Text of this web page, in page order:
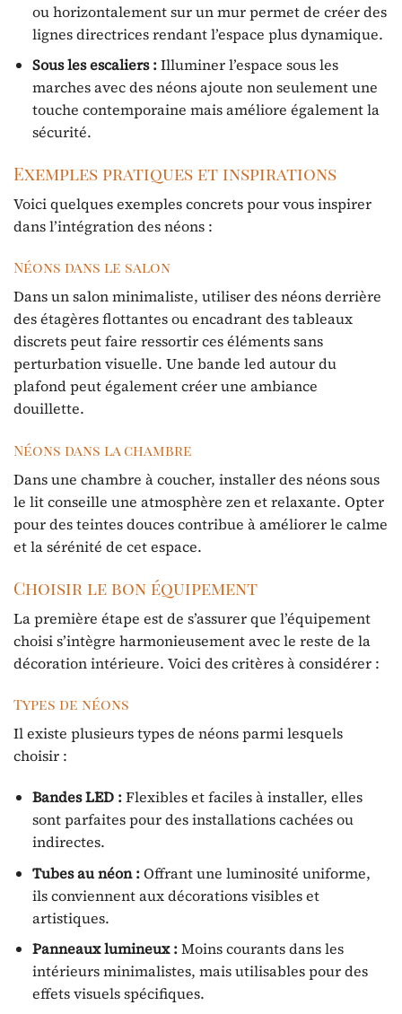
ou horizontalement sur un mur permet de créer des
lignes directrices rendant l’espace plus dynamique.
Sous les escaliers :Illuminer l’espace sous les
marches avec des néons ajoute non seulement une
touche contemporaine mais améliore également la
sécurité.
Exemples pratiques et inspirations
Voici quelques exemples concrets pour vous inspirer
dans l’intégration des néons :
Néons dans le salon
Dans un salon minimaliste, utiliser des néons derrière
des étagères flottantes ou encadrant des tableaux
discrets peut faire ressortir ces éléments sans
perturbation visuelle. Une bande led autour du
plafond peut également créer une ambiance
douillette.
Néons dans la chambre
Dans une chambre à coucher, installer des néons sous
le lit conseille une atmosphère zen et relaxante. Opter
pour des teintes douces contribue à améliorer le calme
et la sérénité de cet espace.
Choisir le bon équipement
La première étape est de s’assurer que l’équipement
choisi s’intègre harmonieusement avec le reste de la
décoration intérieure. Voici des critères à considérer :
Types de néons
Il existe plusieurs types de néons parmi lesquels
choisir :
Bandes LED :Flexibles et faciles à installer, elles
sont parfaites pour des installations cachées ou
indirectes.
Tubes au néon :Offrant une luminosité uniforme,
ils conviennent aux décorations visibles et
artistiques.
Panneaux lumineux :Moins courants dans les
intérieurs minimalistes, mais utilisables pour des
effets visuels spécifiques.